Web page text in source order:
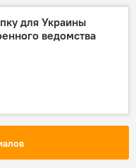
для Украины
ведомства